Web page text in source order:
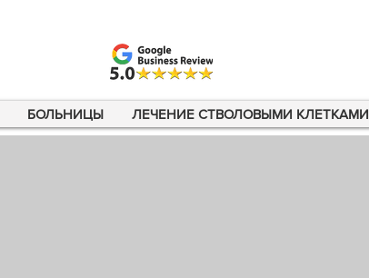
БОЛЬНИЦЫ ЛЕЧЕНИЕ СТВОЛОВЫМИ КЛЕТКАМИ